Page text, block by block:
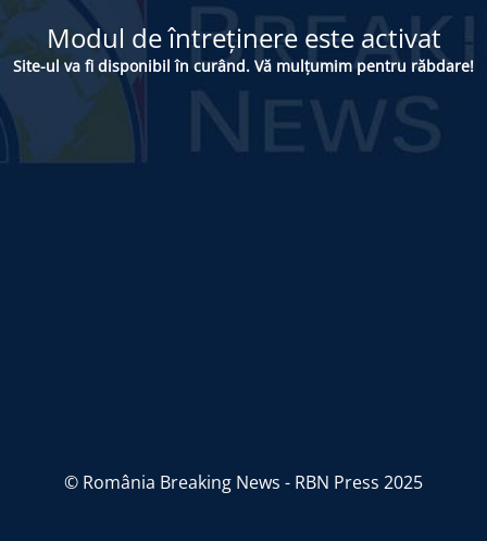
Modul de întreținere este activat
Site-ul va fi disponibil în curând. Vă mulțumim pentru răbdare!
© România Breaking News - RBN Press 2025